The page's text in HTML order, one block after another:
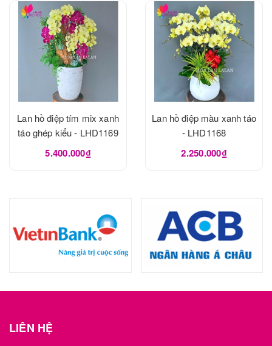
Lan hồ điệp tím mix xanh
táo ghép kiểu - LHD1169
5.400.000₫
Lan hồ điệp màu xanh táo
- LHD1168
2.250.000₫
LIÊN HỆ